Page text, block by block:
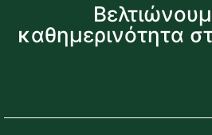
καθημερινότητα